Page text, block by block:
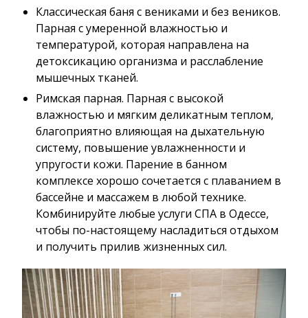
Классическая баня с вениками и без веников.
Парная с умеренной влажностью и
температурой, которая направлена на
детоксикацию организма и расслабление
мышечных тканей.
Римская парная. Парная с высокой
влажностью и мягким деликатным теплом,
благоприятно влияющая на дыхательную
систему, повышение увлажненности и
упругости кожи. Парение в банном
комплексе хорошо сочетается с плаванием в
бассейне и массажем в любой технике.
Комбинируйте любые услуги СПА в Одессе,
чтобы по-настоящему насладиться отдыхом
и получить прилив жизненных сил.